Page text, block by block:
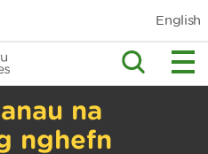
English
na
nghefn